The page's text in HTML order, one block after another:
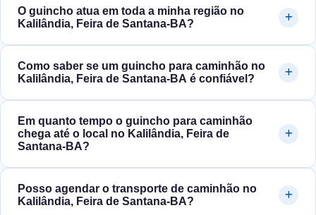
O guincho atua em toda a minha região no
Kalilândia, Feira de Santana‑BA?
Como saber se um guincho para caminhão no
Kalilândia, Feira de Santana‑BA é confiável?
Em quanto tempo o guincho para caminhão
chega até o local no Kalilândia, Feira de
Santana‑BA?
Posso agendar o transporte de caminhão no
Kalilândia, Feira de Santana‑BA?